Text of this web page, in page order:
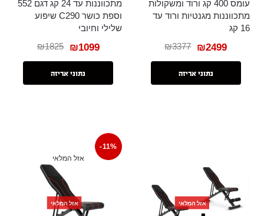
עומס 400 קג ורוד ומשקולות
מתכווננות מגנטיות ורוד עד
16 קג
₪3377 ₪2499
נתוני אריזה
מתכווננות עד 24 קג דגם 552
וספת כושר C290 שיפוע
שלילי וחיובי
₪1825 ₪1099
נתוני אריזה
אזל המלאי
-11%
אזל המלאי
אזל המלאי